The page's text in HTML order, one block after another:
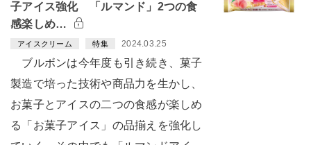
子アイス強化 「ルマンド」2つの食
感楽しめ…
アイスクリーム 特集 2024.03.25
ブルボンは今年度も引き続き、菓子
製造で培った技術や商品力を生かし、
お菓子とアイスの二つの食感が楽しめ
る「お菓子アイス」の品揃えを強化し